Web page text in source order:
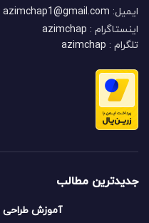
ایمیل: azimchap1@gmail.com
اینستاگرام : azimchap
تلگرام : azimchap
جدیدترین مطالب
آموزش